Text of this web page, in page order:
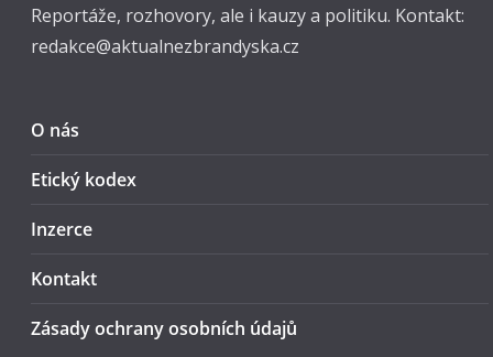
Reportáže, rozhovory, ale i kauzy a politiku. Kontakt:
redakce@aktualnezbrandyska.cz
O nás
Etický kodex
Inzerce
Kontakt
Zásady ochrany osobních údajů